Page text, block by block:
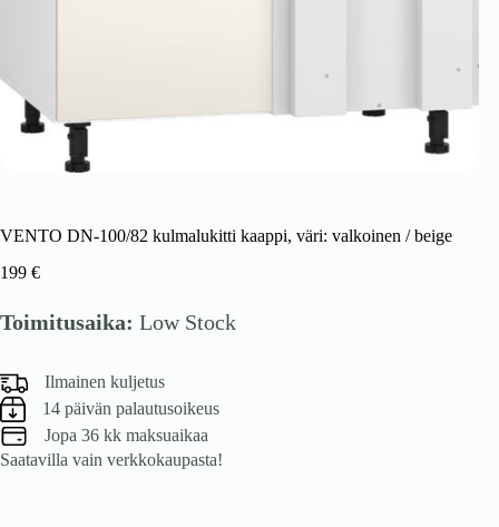
VENTO DN-100/82 kulmalukitti kaappi, väri: valkoinen / beige
199 €
Toimitusaika: Low Stock
Ilmainen kuljetus
14 päivän palautusoikeus
Jopa 36 kk maksuaikaa
Saatavilla vain verkkokaupasta!